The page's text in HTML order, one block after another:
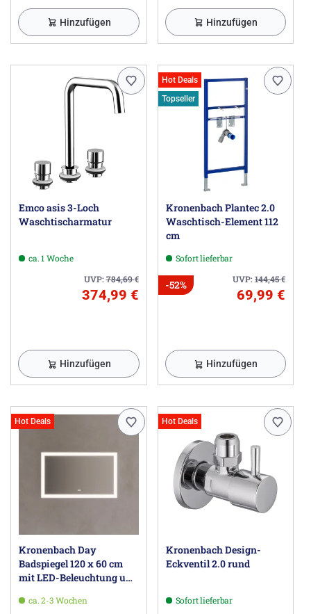
Hinzufügen Hinzufügen
Emco asis 3-Loch
Waschtischarmatur
ca. 1 Woche
UVP:784,69€
374,99 €
Hinzufügen
Hot Deals
Topseller
Kronenbach Plantec 2.0
Waschtisch-Element 112
cm
Sofort lieferbar
UVP:144,45€
-52%
69,99 €
Hinzufügen
Hot Deals
Kronenbach Day
Badspiegel 120 x 60 cm
mit LED-Beleuchtung und
ca. 2-3 Wochen
Hot Deals
Kronenbach Design-
Eckventil 2.0 rund
Sofort lieferbar